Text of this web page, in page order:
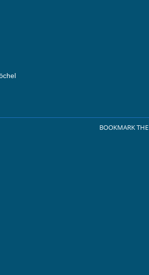
BOOKMARK THE